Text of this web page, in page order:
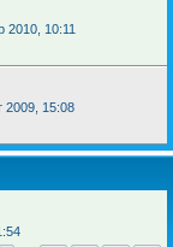
2010, 10:11
2009, 15:08